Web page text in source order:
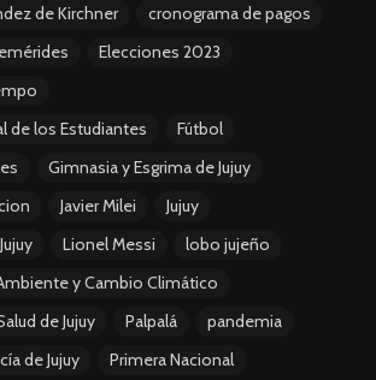
de Kirchner
cronograma de pagos
Elecciones 2023
de los Estudiantes
Fútbol
Gimnasia y Esgrima de Jujuy
Javier Milei
Jujuy
Lionel Messi
lobo jujeño
y Cambio Climático
de Jujuy
Palpalá
pandemia
de Jujuy
Primera Nacional